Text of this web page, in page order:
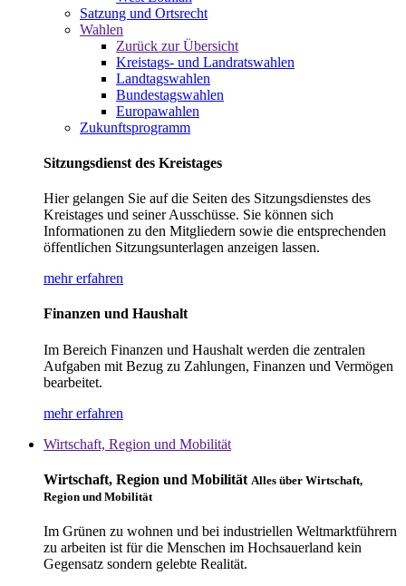
Satzung und Ortsrecht
Wahlen
Zurück zur Übersicht
Kreistags- und Landratswahlen
Landtagswahlen
Bundestagswahlen
Europawahlen
Zukunftsprogramm
Sitzungsdienst des Kreistages
Hier gelangen Sie auf die Seiten des Sitzungsdienstes des
Kreistages und seiner Ausschüsse. Sie können sich
Informationen zu den Mitgliedern sowie die entsprechenden
öffentlichen Sitzungsunterlagen anzeigen lassen.
mehr erfahren
Finanzen und Haushalt
Im Bereich Finanzen und Haushalt werden die zentralen
Aufgaben mit Bezug zu Zahlungen, Finanzen und Vermögen
bearbeitet.
mehr erfahren
Wirtschaft, Region und Mobilität
Wirtschaft, Region und Mobilität Alles über Wirtschaft,
Region und Mobilität
Im Grünen zu wohnen und bei industriellen Weltmarktführern
zu arbeiten ist für die Menschen im Hochsauerland kein
Gegensatz sondern gelebte Realität.